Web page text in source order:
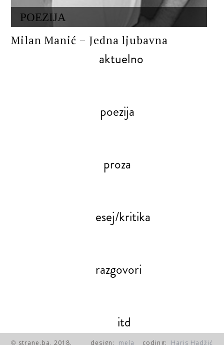
POEZIJA
Milan Manić – Jedna ljubavna
aktuelno
poezija
proza
esej/kritika
razgovori
itd
© strane.ba, 2018. design: mela coding: Haris Hadžić